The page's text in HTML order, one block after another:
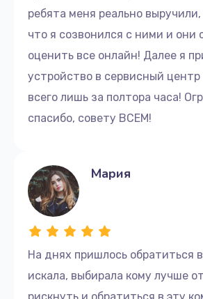
ребята меня реально
что я созвонился с ними и они
оценить все онлайн! Далее я
устройство в сервисный центр
всего лишь за полтора часа!
спасибо, совету ВСЕМ!
На днях пришлось обратиться
искала, выбирала кому лучше
Мария